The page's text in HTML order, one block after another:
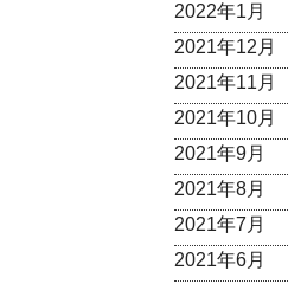
2022年1月
2021年12月
2021年11月
2021年10月
2021年9月
2021年8月
2021年7月
2021年6月